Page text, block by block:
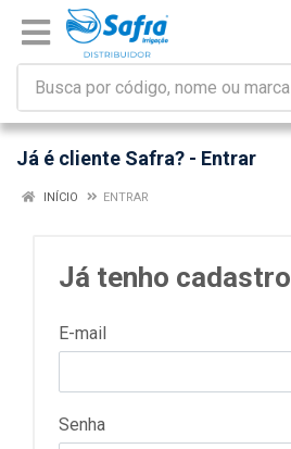
Já é cliente Safra? - Entrar
INÍCIO ENTRAR
Já tenho cadastro
E-mail
Senha